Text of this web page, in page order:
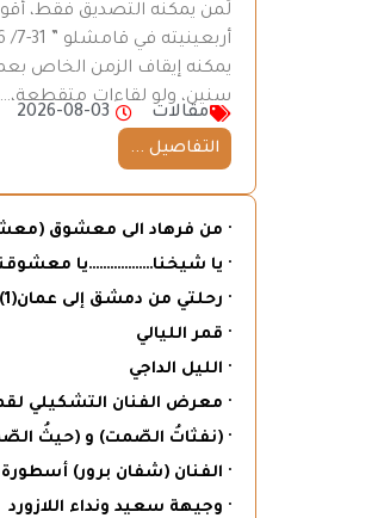
لَمن يمكنه التصديق فقط،
يمكنه إيقاف الزمن الخاص
سنين، ولو لقاءات متقطعة،…
مقالات
2026-08-03
التفاصيل ...
· من فرهاد الى معشوق
· يا شيخنا………………يا
· رحلتي من دمشق إلى عمان(1)
· قمر الليالي
· الليل الداجي
· معرض الفنان التشكيلي
· (نفثاتُ الصّمت) و (حيثُ
· الفنان (شفان برور) أسطورة
· وجيهة سعيد ونداء اللازورد